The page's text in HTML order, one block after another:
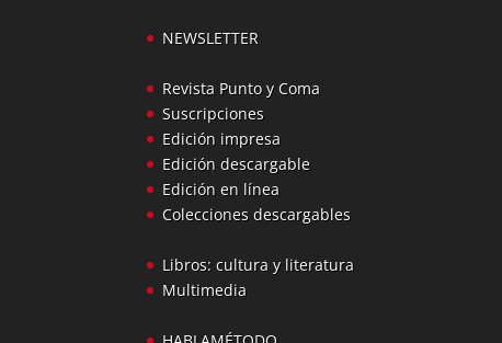
16,99€
NEWSLETTER
Revista Punto y Coma
Suscripciones
Edición impresa
Edición descargable
Edición en línea
Colecciones descargables
Libros: cultura y literatura
Multimedia